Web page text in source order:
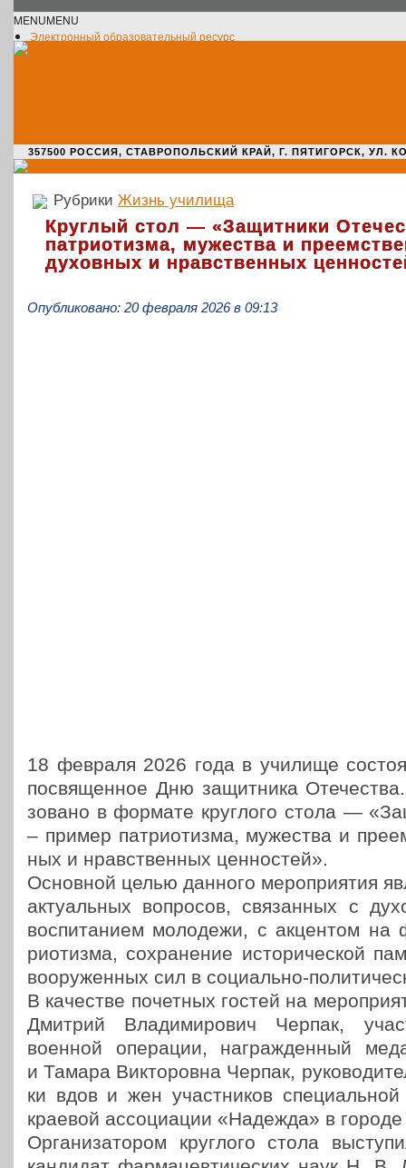
MENUMENU
Электронный образовательный ресурс
357500 РОССИЯ, СТАВРОПОЛЬСКИЙ КРАЙ, Г. ПЯТИГОРСК, УЛ.
Рубрики Жизнь училища
Круглый стол — «Защитники
патриотизма, мужества и
духовных и нравственных
Опубликовано: 20 февраля 2026 в 09:13
18 февраля 2026 года в училище
посвя­щен­ное Дню защит­ни­ка
зо­ва­но в формате круг­ло­го стола —
– пример пат­ри­о­тиз­ма, муже­ства и
ных и нрав­ствен­ных ценностей».
Основ­ной целью данного меро­при­я­тия
акту­аль­ных вопро­сов, свя­зан­ных с
вос­пи­та­ни­ем моло­де­жи, с акцен­том на
ри­о­тиз­ма, сохра­не­ние исто­ри­че­ской
воору­жен­ных сил в соци­аль­но-
В каче­стве почет­ных гостей на
Дмитрий Вла­ди­ми­ро­вич Черпак,
военной опе­ра­ции, награж­ден­ный
и Тамара Вик­то­ров­на Черпак,
ки вдов и жен участ­ни­ков
краевой ассо­ци­а­ции «Надежда» в городе
Орга­ни­за­то­ром круг­ло­го стола